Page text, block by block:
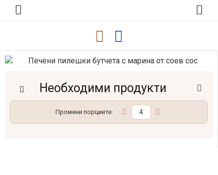
Необходими продукти
Промени порциите: